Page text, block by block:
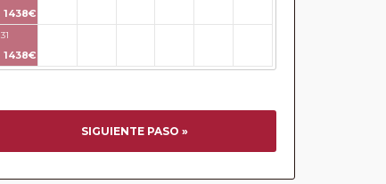
1438€
31
1438€
SIGUIENTE PASO »